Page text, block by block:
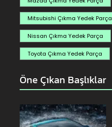
Mitsubishi Çıkma Yedek Parça
Nissan Çıkma Yedek Parça
Toyota Çıkma Yedek Parça
Öne Çıkan Başlıklar